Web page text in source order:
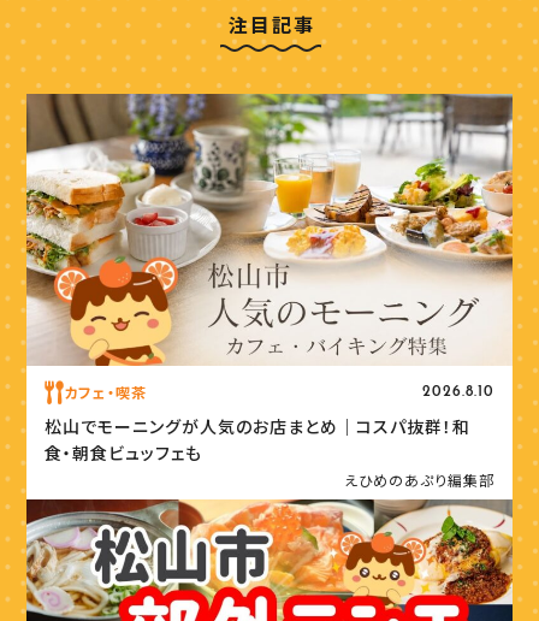
注目記事
カフェ・喫茶 2026.8.10
松山でモーニングが人気のお店まとめ｜コスパ抜群！和
食・朝食ビュッフェも
えひめのあぷり編集部